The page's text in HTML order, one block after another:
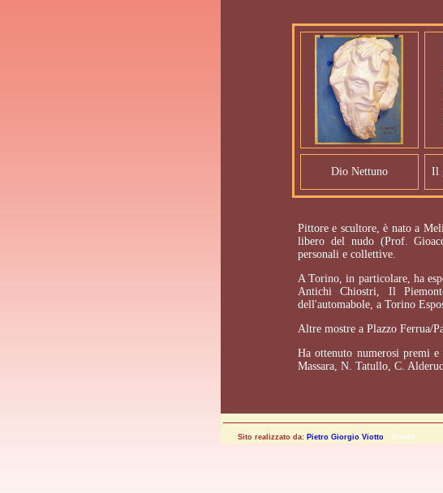
Dio Nettuno Il
Pittore e scultore, è nato a
libero del nudo (Prof.
personali e collettive.
A Torino, in particolare, ha
Antichi Chiostri, Il
dell'automabole, a Torino
Altre mostre a Plazzo Ferrua/
Ha ottenuto numerosi premi
Massara, N. Tatullo, C.
Sito realizzato da: Pietro Giorgio Viotto - Torino